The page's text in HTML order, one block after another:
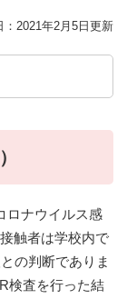
：2021年2月5日更新
ロナウイルス感
触者は学校内で
の判断でありま
検査を行った結